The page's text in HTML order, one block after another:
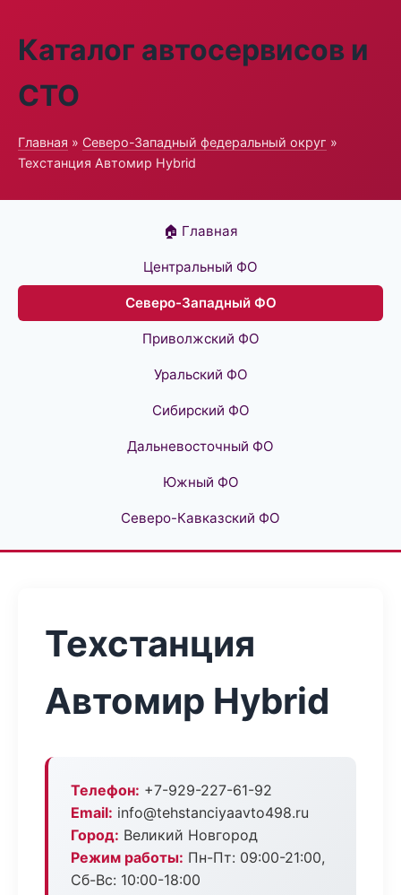
Каталог автосервисов и
СТО
Главная » Северо-Западный федеральный округ »
Техстанция Автомир Hybrid
🏠 Главная
Центральный ФО
Северо-Западный ФО
Приволжский ФО
Уральский ФО
Сибирский ФО
Дальневосточный ФО
Южный ФО
Северо-Кавказский ФО
Техстанция
Автомир Hybrid
Телефон: +7-929-227-61-92
Email: info@tehstanciyaavto498.ru
Город: Великий Новгород
Режим работы: Пн-Пт: 09:00-21:00,
Сб-Вс: 10:00-18:00